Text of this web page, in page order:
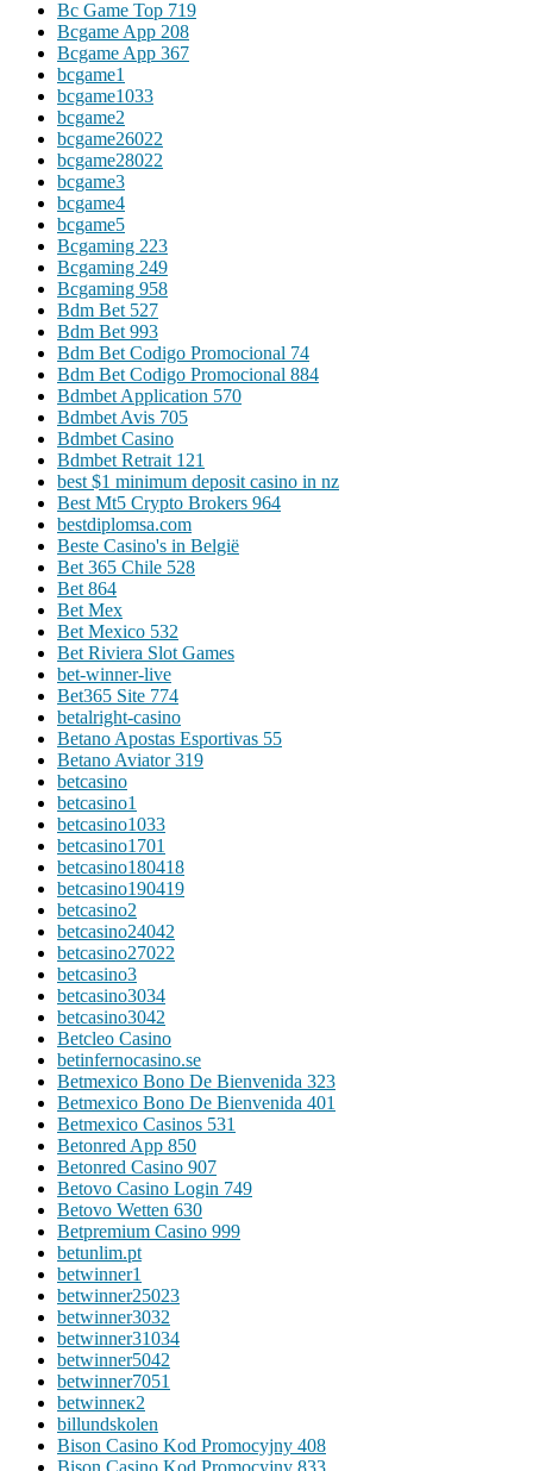
Bc Game Top 719
Bcgame App 208
Bcgame App 367
bcgame1
bcgame1033
bcgame2
bcgame26022
bcgame28022
bcgame3
bcgame4
bcgame5
Bcgaming 223
Bcgaming 249
Bcgaming 958
Bdm Bet 527
Bdm Bet 993
Bdm Bet Codigo Promocional 74
Bdm Bet Codigo Promocional 884
Bdmbet Application 570
Bdmbet Avis 705
Bdmbet Casino
Bdmbet Retrait 121
best $1 minimum deposit casino in nz
Best Mt5 Crypto Brokers 964
bestdiplomsa.com
Beste Casino's in België
Bet 365 Chile 528
Bet 864
Bet Mex
Bet Mexico 532
Bet Riviera Slot Games
bet-winner-live
Bet365 Site 774
betalright-casino
Betano Apostas Esportivas 55
Betano Aviator 319
betcasino
betcasino1
betcasino1033
betcasino1701
betcasino180418
betcasino190419
betcasino2
betcasino24042
betcasino27022
betcasino3
betcasino3034
betcasino3042
Betcleo Casino
betinfernocasino.se
Betmexico Bono De Bienvenida 323
Betmexico Bono De Bienvenida 401
Betmexico Casinos 531
Betonred App 850
Betonred Casino 907
Betovo Casino Login 749
Betovo Wetten 630
Betpremium Casino 999
betunlim.pt
betwinner1
betwinner25023
betwinner3032
betwinner31034
betwinner5042
betwinner7051
betwinneк2
billundskolen
Bison Casino Kod Promocyjny 408
Bison Casino Kod Promocyjny 833